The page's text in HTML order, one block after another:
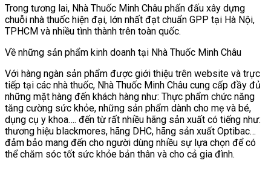
Trong tương lai, Nhà Thuốc Minh Châu phấn đấu xây dựng
chuỗi nhà thuốc hiện đại, lớn nhất đạt chuẩn GPP tại Hà Nội,
TPHCM và nhiều tình thành trên toàn quốc.
Về những sản phẩm kinh doanh tại Nhà Thuốc Minh Châu
Với hàng ngàn sản phẩm được giới thiệu trên website và trực
tiếp tại các nhà thuốc, Nhà Thuốc Minh Châu cung cấp đầy đủ
những mặt hàng đến khách hàng như: Thực phẩm chức năng
tăng cường sức khỏe, những sản phẩm dành cho mẹ và bé,
dụng cụ y khoa…. đến từ rất nhiều hãng sản xuất có tiếng như:
thương hiệu blackmores, hãng DHC, hãng sản xuất Optibac…
đảm bảo mang đến cho người dùng nhiều sự lựa chọn để có
thể chăm sóc tốt sức khỏe bản thân và cho cả gia đình.